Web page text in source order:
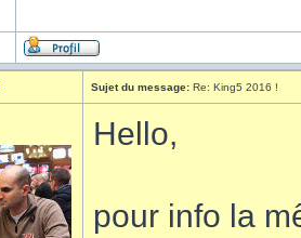
Sujet du message: Re: King5 2016 !
Hello,
pour info la